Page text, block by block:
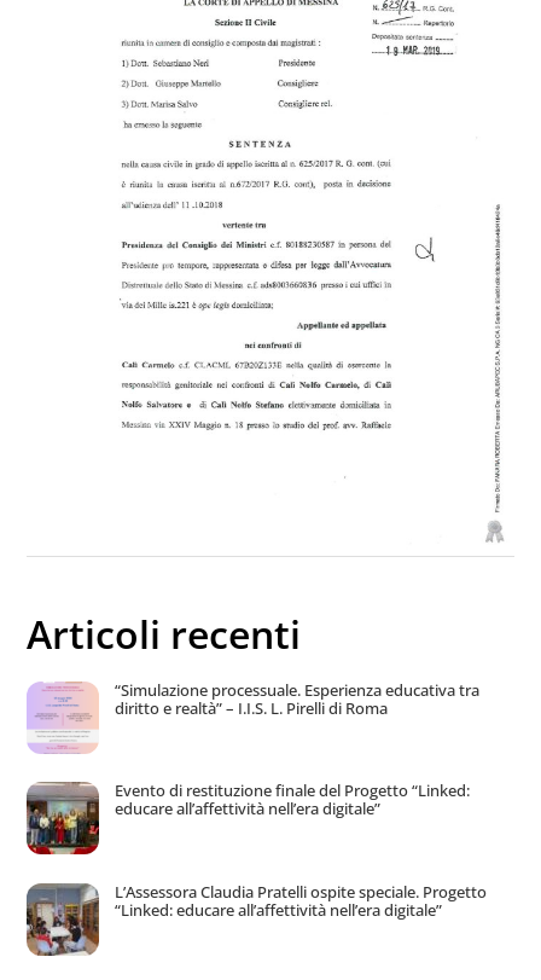
Articoli recenti
“Simulazione processuale. Esperienza educativa tra
diritto e realtà” – I.I.S. L. Pirelli di Roma
Evento di restituzione finale del Progetto “Linked:
educare all’affettività nell’era digitale”
L’Assessora Claudia Pratelli ospite speciale. Progetto
“Linked: educare all’affettività nell’era digitale”